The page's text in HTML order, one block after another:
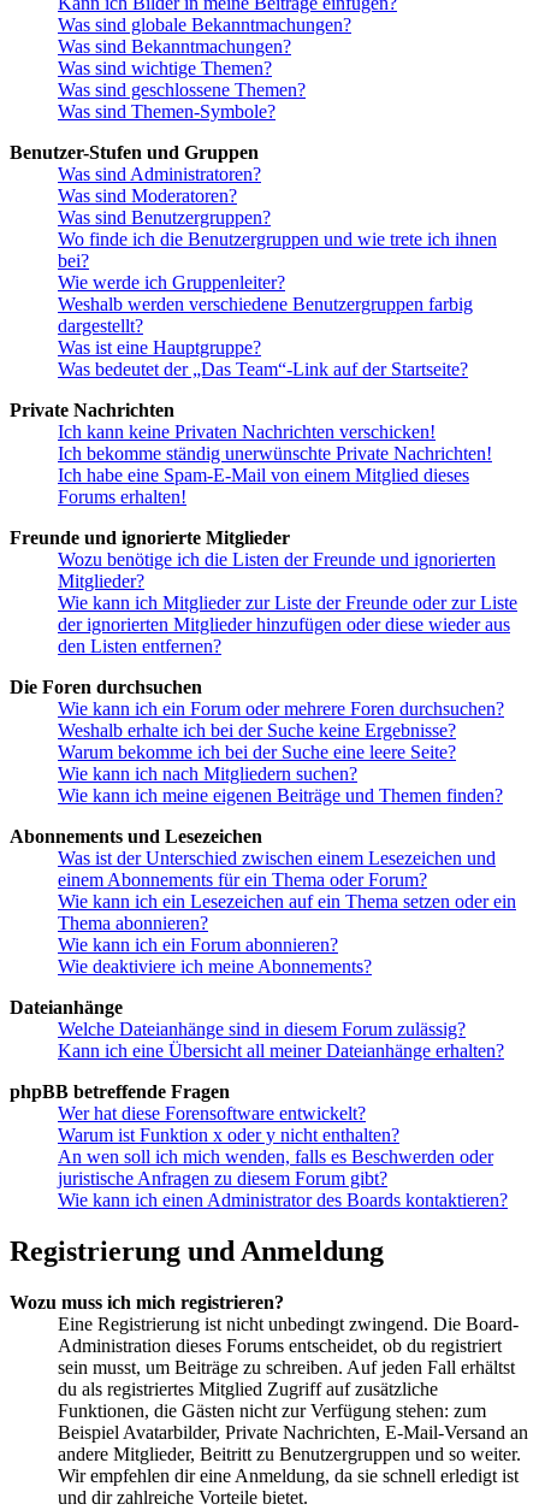
Was sind globale Bekanntmachungen?
Was sind Bekanntmachungen?
Was sind wichtige Themen?
Was sind geschlossene Themen?
Was sind Themen-Symbole?
Benutzer-Stufen und Gruppen
Was sind Administratoren?
Was sind Moderatoren?
Was sind Benutzergruppen?
Wo finde ich die Benutzergruppen und wie trete ich ihnen
bei?
Wie werde ich Gruppenleiter?
Weshalb werden verschiedene Benutzergruppen farbig
dargestellt?
Was ist eine Hauptgruppe?
Was bedeutet der „Das Team“-Link auf der Startseite?
Private Nachrichten
Ich kann keine Privaten Nachrichten verschicken!
Ich bekomme ständig unerwünschte Private Nachrichten!
Ich habe eine Spam-E-Mail von einem Mitglied dieses
Forums erhalten!
Freunde und ignorierte Mitglieder
Wozu benötige ich die Listen der Freunde und ignorierten
Mitglieder?
Wie kann ich Mitglieder zur Liste der Freunde oder zur Liste
der ignorierten Mitglieder hinzufügen oder diese wieder aus
den Listen entfernen?
Die Foren durchsuchen
Wie kann ich ein Forum oder mehrere Foren durchsuchen?
Weshalb erhalte ich bei der Suche keine Ergebnisse?
Warum bekomme ich bei der Suche eine leere Seite?
Wie kann ich nach Mitgliedern suchen?
Wie kann ich meine eigenen Beiträge und Themen finden?
Abonnements und Lesezeichen
Was ist der Unterschied zwischen einem Lesezeichen und
einem Abonnements für ein Thema oder Forum?
Wie kann ich ein Lesezeichen auf ein Thema setzen oder ein
Thema abonnieren?
Wie kann ich ein Forum abonnieren?
Wie deaktiviere ich meine Abonnements?
Dateianhänge
Welche Dateianhänge sind in diesem Forum zulässig?
Kann ich eine Übersicht all meiner Dateianhänge erhalten?
phpBB betreffende Fragen
Wer hat diese Forensoftware entwickelt?
Warum ist Funktion x oder y nicht enthalten?
An wen soll ich mich wenden, falls es Beschwerden oder
juristische Anfragen zu diesem Forum gibt?
Wie kann ich einen Administrator des Boards kontaktieren?
Registrierung und Anmeldung
Wozu muss ich mich registrieren?
Eine Registrierung ist nicht unbedingt zwingend. Die Board-
Administration dieses Forums entscheidet, ob du registriert
sein musst, um Beiträge zu schreiben. Auf jeden Fall erhältst
du als registriertes Mitglied Zugriff auf zusätzliche
Funktionen, die Gästen nicht zur Verfügung stehen: zum
Beispiel Avatarbilder, Private Nachrichten, E-Mail-Versand an
andere Mitglieder, Beitritt zu Benutzergruppen und so weiter.
Wir empfehlen dir eine Anmeldung, da sie schnell erledigt ist
und dir zahlreiche Vorteile bietet.